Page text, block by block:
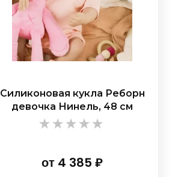
Силиконовая кукла Реборн
девочка Нинель, 48 см
от 4 385 ₽